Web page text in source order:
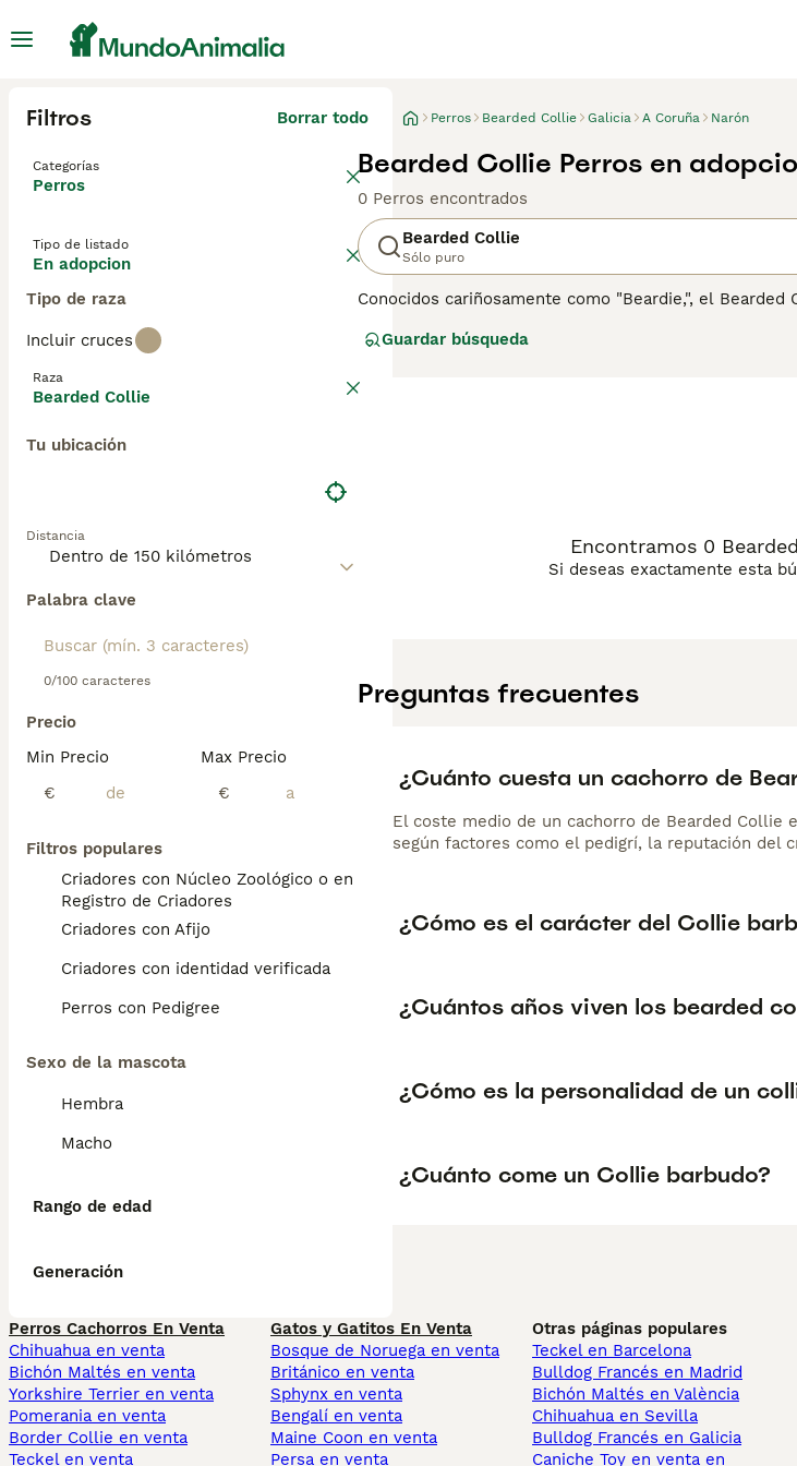
Filtros Borrar todo
Categorías
Perros
Tipo de listado
En adopcion
Tipo de raza
Incluir cruces
Raza
Bearded Collie
Tu ubicación
Distancia
Palabra clave
0/100 caracteres
Precio
Min Precio
€
Max Precio
€
Filtros populares
Criadores con Núcleo Zoológico o en el
Registro de Criadores
Criadores con Afijo
Criadores con identidad verificada
Perros con Pedigree
Sexo de la mascota
Hembra
Macho
Rango de edad
Generación
Perros Bearded Collie Galicia A Coruña Narón
Bearded Collie Perros en
0 Perros encontrados
Bearded Collie
Sólo puro
Conocidos cariñosamente como "Beardie,", el
nombres diferentes a lo largo de los años,
participar en todo lo que sucede a su alrededor.
Guardar búsqueda
Encontramos 0
Si deseas exactamente esta
Preguntas frecuentes
¿Cuánto cuesta un cachorro de
El coste medio de un cachorro de Bearded Collie
según factores como el pedigrí, la reputación del
¿Cómo es el carácter del Collie
¿Cuántos años viven los bearded
¿Cómo es la personalidad de un
¿Cuánto come un Collie barbudo?
Perros Cachorros En Venta
Chihuahua en venta
Bichón Maltés en venta
Yorkshire Terrier en venta
Pomerania en venta
Border Collie en venta
Teckel en venta
Gatos y Gatitos En Venta
Bosque de Noruega en venta
Británico en venta
Sphynx en venta
Bengalí en venta
Maine Coon en venta
Persa en venta
Otras páginas populares
Teckel en Barcelona
Bulldog Francés en Madrid
Bichón Maltés en València
Chihuahua en Sevilla
Bulldog Francés en Galicia
Caniche Toy en venta en